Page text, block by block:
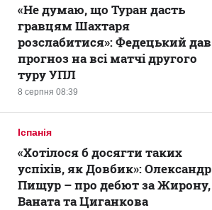
8 серпня 08:39
«Не думаю, що Туран дасть
гравцям Шахтаря
розслабитися»: Федецький дав
прогноз на всі матчі другого
туру УПЛ
Іспанія
«Хотілося б досягти таких
успіхів, як Довбик»: Олександр
Пищур – про дебют за Жирону,
Ваната та Циганкова